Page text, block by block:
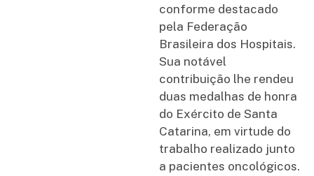
conforme destacado
pela Federação
Brasileira dos Hospitais.
Sua notável
contribuição lhe rendeu
duas medalhas de honra
do Exército de Santa
Catarina, em virtude do
trabalho realizado junto
a pacientes oncológicos.